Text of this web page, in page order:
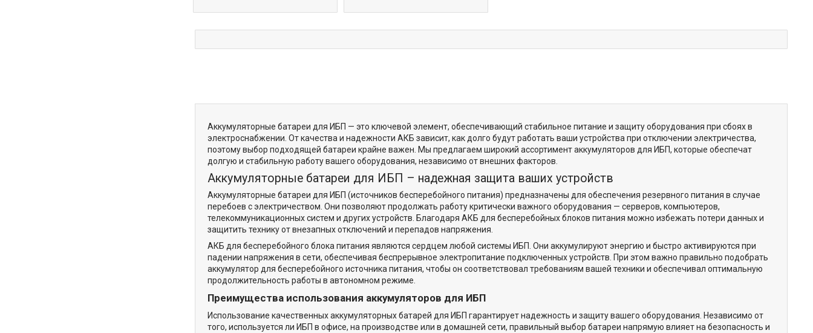
Аккумуляторные батареи для ИБП — это ключевой элемент, обеспечивающий стабильное питание и защиту оборудования при сбоях в
электроснабжении. От качества и надежности АКБ зависит, как долго будут работать ваши устройства при отключении электричества,
поэтому выбор подходящей батареи крайне важен. Мы предлагаем широкий ассортимент аккумуляторов для ИБП, которые обеспечат
долгую и стабильную работу вашего оборудования, независимо от внешних факторов.
Аккумуляторные батареи для ИБП – надежная защита ваших устройств
Аккумуляторные батареи для ИБП (источников бесперебойного питания) предназначены для обеспечения резервного питания в случае
перебоев с электричеством. Они позволяют продолжать работу критически важного оборудования — серверов, компьютеров,
телекоммуникационных систем и других устройств. Благодаря АКБ для бесперебойных блоков питания можно избежать потери данных и
защитить технику от внезапных отключений и перепадов напряжения.
АКБ для бесперебойного блока питания являются сердцем любой системы ИБП. Они аккумулируют энергию и быстро активируются при
падении напряжения в сети, обеспечивая беспрерывное электропитание подключенных устройств. При этом важно правильно подобрать
аккумулятор для бесперебойного источника питания, чтобы он соответствовал требованиям вашей техники и обеспечивал оптимальную
продолжительность работы в автономном режиме.
Преимущества использования аккумуляторов для ИБП
Использование качественных аккумуляторных батарей для ИБП гарантирует надежность и защиту вашего оборудования. Независимо от
того, используется ли ИБП в офисе, на производстве или в домашней сети, правильный выбор батареи напрямую влияет на безопасность и